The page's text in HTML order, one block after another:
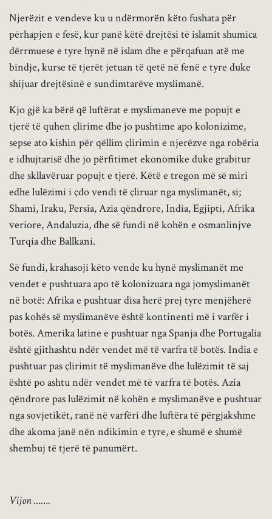
Njerëzit e vendeve ku u ndërmorën këto fushata për
përhapjen e fesë, kur panë këtë drejtësi të islamit shumica
dërrmuese e tyre hynë në islam dhe e përqafuan atë me
bindje, kurse të tjerët jetuan të qetë në fenë e tyre duke
shijuar drejtësinë e sundimtarëve myslimanë.
Kjo gjë ka bërë që luftërat e myslimaneve me popujt e
tjerë të quhen çlirime dhe jo pushtime apo kolonizime,
sepse ato kishin për qëllim çlirimin e njerëzve nga robëria
e idhujtarisë dhe jo përfitimet ekonomike duke grabitur
dhe skllavëruar popujt e tjerë. Këtë e tregon më së miri
edhe lulëzimi i çdo vendi të çliruar nga myslimanët, si;
Shami, Iraku, Persia, Azia qëndrore, India, Egjipti, Afrika
veriore, Andaluzia, dhe së fundi në kohën e osmanlinjve
Turqia dhe Ballkani.
Së fundi, krahasoji këto vende ku hynë myslimanët me
vendet e pushtuara apo të kolonizuara nga jomyslimanët
në botë: Afrika e pushtuar disa herë prej tyre menjëherë
pas kohës së myslimanëve është kontinenti më i varfër i
botës. Amerika latine e pushtuar nga Spanja dhe Portugalia
është gjithashtu ndër vendet më të varfra të botës. India e
pushtuar pas çlirimit të myslimanëve dhe lulëzimit të saj
është po ashtu ndër vendet më të varfra të botës. Azia
qëndrore pas lulëzimit në kohën e myslimanëve e pushtuar
nga sovjetikët, ranë në varfëri dhe luftëra të përgjakshme
dhe akoma janë nën ndikimin e tyre, e shumë e shumë
shembuj të tjerë të panumërt.
Vijon …….